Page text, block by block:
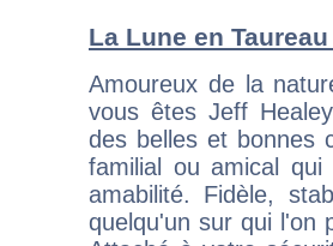
La Lune en
Amoureux de la
vous êtes Jeff
des belles et bonnes
familial ou amical
amabilité. Fidèle,
quelqu'un sur qui l'on